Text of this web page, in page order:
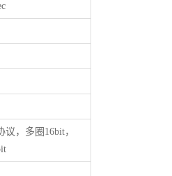
议，多圈16bit，